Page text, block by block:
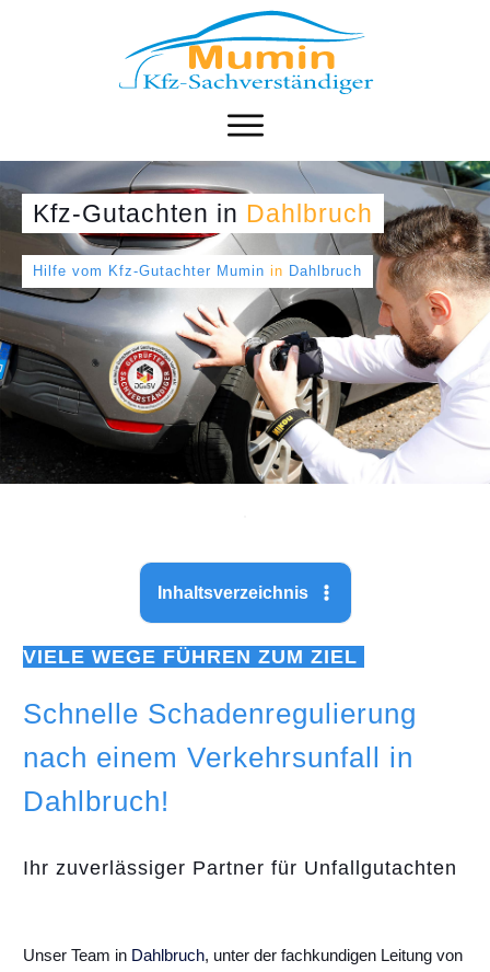
Kfz-Gutachten in Dahlbruch
Hilfe vom Kfz-Gutachter Mumin in Dahlbruch
Inhaltsverzeichnis
VIELE WEGE FÜHREN ZUM ZIEL
Schnelle Schadenregulierung
nach einem Verkehrsunfall in
Dahlbruch!
Ihr zuverlässiger Partner für Unfallgutachten
Unser Team in Dahlbruch, unter der fachkundigen Leitung von